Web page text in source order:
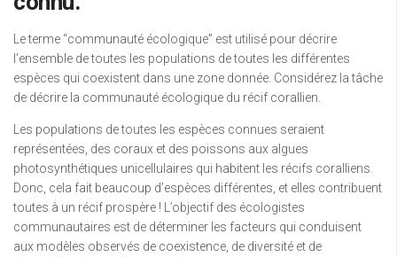
Le terme “communauté écologique” est utilisé pour décrire
l’ensemble de toutes les populations de toutes les différentes
espèces qui coexistent dans une zone donnée. Considérez la tâche
de décrire la communauté écologique du récif corallien.
Les populations de toutes les espèces connues seraient
représentées, des coraux et des poissons aux algues
photosynthétiques unicellulaires qui habitent les récifs coralliens.
Donc, cela fait beaucoup d’espèces différentes, et elles contribuent
toutes à un récif prospère ! L’objectif des écologistes
communautaires est de déterminer les facteurs qui conduisent
aux modèles observés de coexistence, de diversité et de